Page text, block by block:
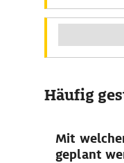
Häufig
Mit
geplant